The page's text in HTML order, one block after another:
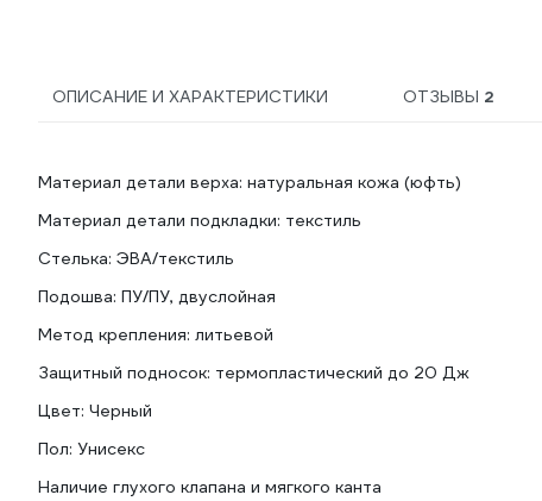
ОПИСАНИЕ И ХАРАКТЕРИСТИКИ ОТЗЫВЫ 2
Материал детали верха: натуральная кожа (юфть)
Материал детали подкладки: текстиль
Стелька: ЭВА/текстиль
Подошва: ПУ/ПУ, двуслойная
Метод крепления: литьевой
Защитный подносок: термопластический до 20 Дж
Цвет: Черный
Пол: Унисекс
Наличие глухого клапана и мягкого канта